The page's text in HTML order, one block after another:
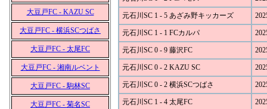
大豆戸FC - KAZU SC
大豆戸FC - 横浜SCつばさ
大豆戸FC - 太尾FC
大豆戸FC - 湘南ルベント
大豆戸FC - 駒林SC
大豆戸FC - 菊名SC
元石川SC 1 - 5 あざみ野キッカーズ
元石川SC 1 - 1 FCカルパ
元石川SC 0 - 9 藤沢FC
元石川SC 0 - 2 KAZU SC
元石川SC 0 - 2 横浜SCつばさ
元石川SC 1 - 4 太尾FC